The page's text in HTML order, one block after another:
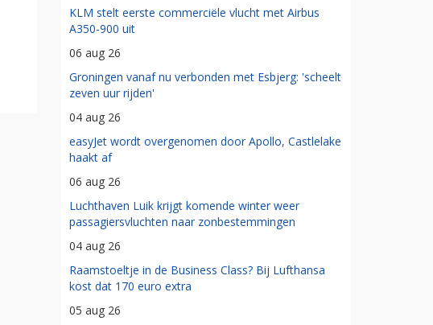
KLM stelt eerste commerciële vlucht met Airbus
A350-900 uit
06 aug 26
Groningen vanaf nu verbonden met Esbjerg: 'scheelt
zeven uur rijden'
04 aug 26
easyJet wordt overgenomen door Apollo, Castlelake
haakt af
06 aug 26
Luchthaven Luik krijgt komende winter weer
passagiersvluchten naar zonbestemmingen
04 aug 26
Raamstoeltje in de Business Class? Bij Lufthansa
kost dat 170 euro extra
05 aug 26